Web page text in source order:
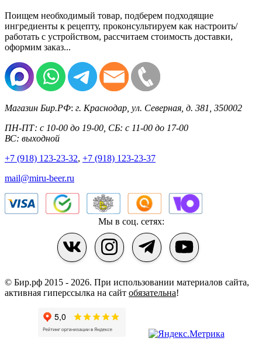
Поищем необходимый товар, подберем подходящие
ингредиенты к рецепту, проконсультируем как настроить/
работать с устройством, рассчитаем стоимость доставки,
оформим заказ...
Магазин Бир.РФ: г. Краснодар ул. Северная, д. 381 350002
ПН-ПТ: с 10-00 до 19-00, СБ: с 11-00 до 17-00
ВС: выходной
+7 (918) 123-23-32, +7 (918) 123-23-37
mail@miru-beer.ru
Мы в соц. сетях:
© Бир.рф 2015 - 2026. При использовании материалов сайта,
активная гиперссылка на сайт обязательна!